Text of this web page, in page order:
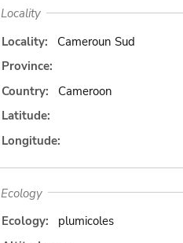
Locality
Locality:
Cameroun Sud
Province:
Country:
Cameroon
Latitude:
Longitude:
Ecology
Ecology:
plumicoles